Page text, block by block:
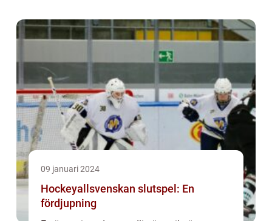
kontroll och effektivitet i sina rörelser i
backen....
09 januari 2024
Hockeyallsvenskan slutspel: En
fördjupning